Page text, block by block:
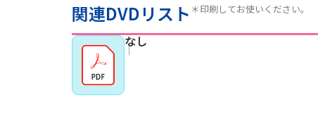
関連DVDリスト ＊印刷してお使いください。
なし
｜